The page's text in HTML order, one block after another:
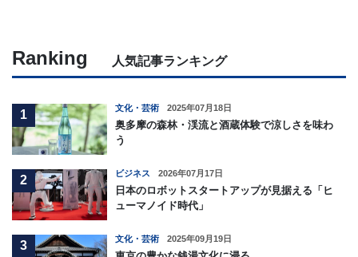
Ranking 人気記事ランキング
1
文化・芸術 2025年07月18日
奥多摩の森林・渓流と酒蔵体験で涼しさを味わ
う
2
ビジネス 2026年07月17日
日本のロボットスタートアップが見据える「ヒ
ューマノイド時代」
3
文化・芸術 2025年09月19日